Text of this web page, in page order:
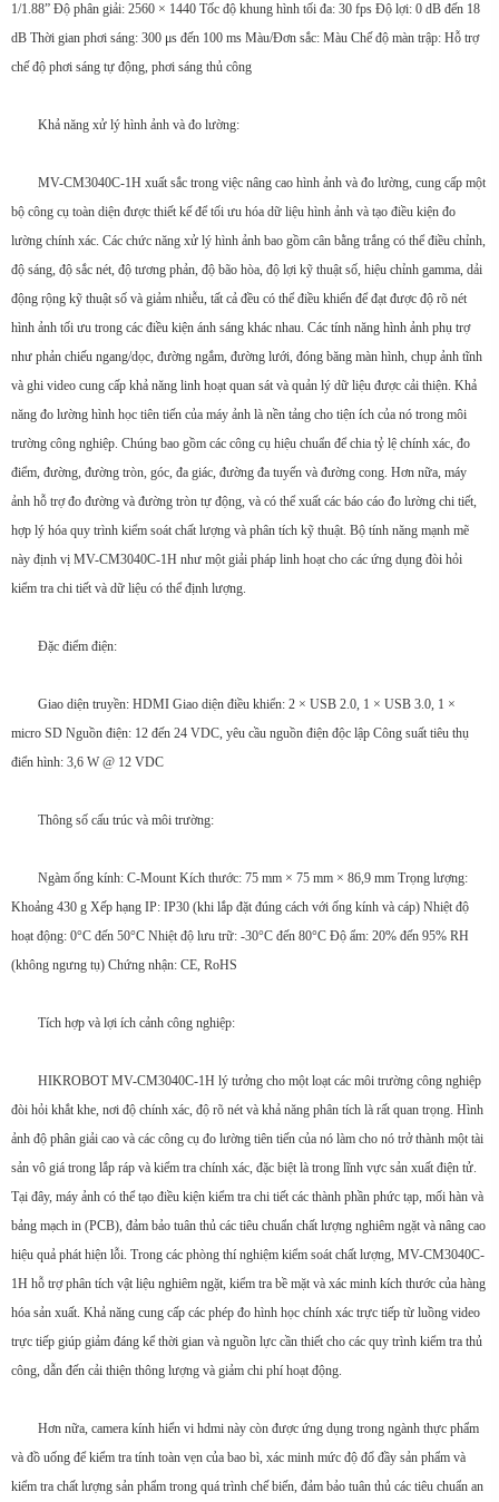
1/1.88” Độ phân giải: 2560 × 1440 Tốc độ khung hình tối đa: 30 fps Độ lợi: 0 dB đến 18
dB Thời gian phơi sáng: 300 μs đến 100 ms Màu/Đơn sắc: Màu Chế độ màn trập: Hỗ trợ
chế độ phơi sáng tự động, phơi sáng thủ công
Khả năng xử lý hình ảnh và đo lường:
MV-CM3040C-1H xuất sắc trong việc nâng cao hình ảnh và đo lường, cung cấp một
bộ công cụ toàn diện được thiết kế để tối ưu hóa dữ liệu hình ảnh và tạo điều kiện đo
lường chính xác. Các chức năng xử lý hình ảnh bao gồm cân bằng trắng có thể điều chỉnh,
độ sáng, độ sắc nét, độ tương phản, độ bão hòa, độ lợi kỹ thuật số, hiệu chỉnh gamma, dải
động rộng kỹ thuật số và giảm nhiễu, tất cả đều có thể điều khiển để đạt được độ rõ nét
hình ảnh tối ưu trong các điều kiện ánh sáng khác nhau. Các tính năng hình ảnh phụ trợ
như phản chiếu ngang/dọc, đường ngắm, đường lưới, đóng băng màn hình, chụp ảnh tĩnh
và ghi video cung cấp khả năng linh hoạt quan sát và quản lý dữ liệu được cải thiện. Khả
năng đo lường hình học tiên tiến của máy ảnh là nền tảng cho tiện ích của nó trong môi
trường công nghiệp. Chúng bao gồm các công cụ hiệu chuẩn để chia tỷ lệ chính xác, đo
điểm, đường, đường tròn, góc, đa giác, đường đa tuyến và đường cong. Hơn nữa, máy
ảnh hỗ trợ đo đường và đường tròn tự động, và có thể xuất các báo cáo đo lường chi tiết,
hợp lý hóa quy trình kiểm soát chất lượng và phân tích kỹ thuật. Bộ tính năng mạnh mẽ
này định vị MV-CM3040C-1H như một giải pháp linh hoạt cho các ứng dụng đòi hỏi
kiểm tra chi tiết và dữ liệu có thể định lượng.
Đặc điểm điện:
Giao diện truyền: HDMI Giao diện điều khiển: 2 × USB 2.0, 1 × USB 3.0, 1 ×
micro SD Nguồn điện: 12 đến 24 VDC, yêu cầu nguồn điện độc lập Công suất tiêu thụ
điển hình: 3,6 W @ 12 VDC
Thông số cấu trúc và môi trường:
Ngàm ống kính: C-Mount Kích thước: 75 mm × 75 mm × 86,9 mm Trọng lượng:
Khoảng 430 g Xếp hạng IP: IP30 (khi lắp đặt đúng cách với ống kính và cáp) Nhiệt độ
hoạt động: 0°C đến 50°C Nhiệt độ lưu trữ: -30°C đến 80°C Độ ẩm: 20% đến 95% RH
(không ngưng tụ) Chứng nhận: CE, RoHS
Tích hợp và lợi ích cảnh công nghiệp:
HIKROBOT MV-CM3040C-1H lý tưởng cho một loạt các môi trường công nghiệp
đòi hỏi khắt khe, nơi độ chính xác, độ rõ nét và khả năng phân tích là rất quan trọng. Hình
ảnh độ phân giải cao và các công cụ đo lường tiên tiến của nó làm cho nó trở thành một tài
sản vô giá trong lắp ráp và kiểm tra chính xác, đặc biệt là trong lĩnh vực sản xuất điện tử.
Tại đây, máy ảnh có thể tạo điều kiện kiểm tra chi tiết các thành phần phức tạp, mối hàn và
bảng mạch in (PCB), đảm bảo tuân thủ các tiêu chuẩn chất lượng nghiêm ngặt và nâng cao
hiệu quả phát hiện lỗi. Trong các phòng thí nghiệm kiểm soát chất lượng, MV-CM3040C-
1H hỗ trợ phân tích vật liệu nghiêm ngặt, kiểm tra bề mặt và xác minh kích thước của hàng
hóa sản xuất. Khả năng cung cấp các phép đo hình học chính xác trực tiếp từ luồng video
trực tiếp giúp giảm đáng kể thời gian và nguồn lực cần thiết cho các quy trình kiểm tra thủ
công, dẫn đến cải thiện thông lượng và giảm chi phí hoạt động.
Hơn nữa, camera kính hiển vi hdmi này còn được ứng dụng trong ngành thực phẩm
và đồ uống để kiểm tra tính toàn vẹn của bao bì, xác minh mức độ đổ đầy sản phẩm và
kiểm tra chất lượng sản phẩm trong quá trình chế biến, đảm bảo tuân thủ các tiêu chuẩn an